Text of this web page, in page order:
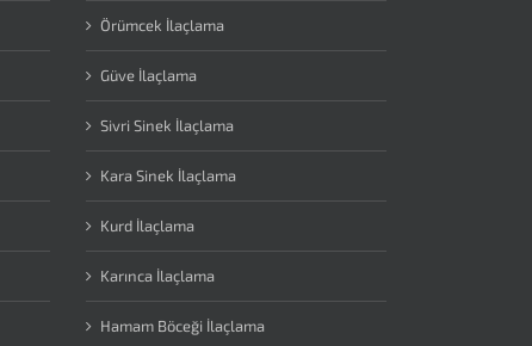
Örümcek İlaçlama
Güve İlaçlama
Sivri Sinek İlaçlama
Kara Sinek İlaçlama
Kurd İlaçlama
Karınca İlaçlama
Hamam Böceği İlaçlama